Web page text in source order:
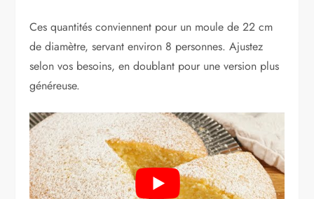
Ces quantités conviennent pour un moule de 22 cm
de diamètre, servant environ 8 personnes. Ajustez
selon vos besoins, en doublant pour une version plus
généreuse.